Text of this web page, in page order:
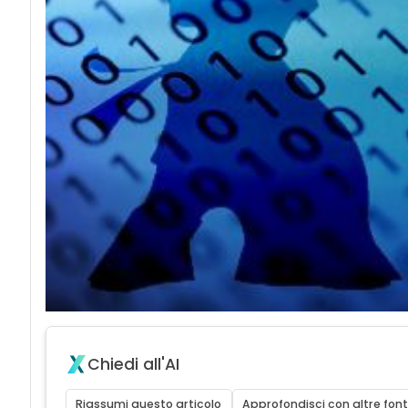
Chiedi all'AI
Riassumi questo articolo Approfondisci con altre